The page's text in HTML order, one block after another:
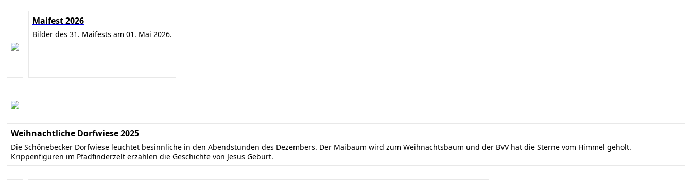
Maifest 2026
Bilder des 31. Maifests am 01. Mai 2026.
Weihnachtliche Dorfwiese 2025
Die Schönebecker Dorfwiese leuchtet besinnliche in den Abendstunden des Dezembers. Der Maibaum wird zum Weihnachtsbaum und der BVV hat die Sterne vom Himmel geholt.
Krippenfiguren im Pfadfinderzelt erzählen die Geschichte von Jesus Geburt.